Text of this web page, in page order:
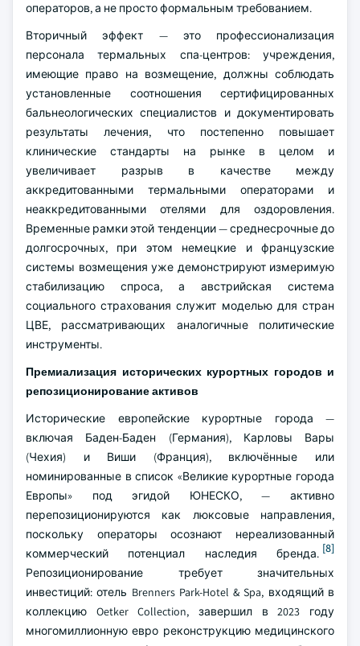
операторов, а не просто формальным требованием.
Вторичный эффект — это профессионализация
персонала термальных спа-центров: учреждения,
имеющие право на возмещение, должны соблюдать
установленные соотношения сертифицированных
бальнеологических специалистов и документировать
результаты лечения, что постепенно повышает
клинические стандарты на рынке в целом и
увеличивает разрыв в качестве между
аккредитованными термальными операторами и
неаккредитованными отелями для оздоровления.
Временные рамки этой тенденции — среднесрочные до
долгосрочных, при этом немецкие и французские
системы возмещения уже демонстрируют измеримую
стабилизацию спроса, а австрийская система
социального страхования служит моделью для стран
ЦВЕ, рассматривающих аналогичные политические
инструменты.
Премиализация исторических курортных городов и
репозиционирование активов
Исторические европейские курортные города —
включая Баден-Баден (Германия), Карловы Вары
(Чехия) и Виши (Франция), включённые или
номинированные в список «Великие курортные города
Европы» под эгидой ЮНЕСКО, — активно
перепозиционируются как люксовые направления,
поскольку операторы осознают нереализованный
коммерческий потенциал наследия бренда. [8]
Репозиционирование требует значительных
инвестиций: отель Brenners Park-Hotel & Spa, входящий в
коллекцию Oetker Collection, завершил в 2023 году
многомиллионную евро реконструкцию медицинского